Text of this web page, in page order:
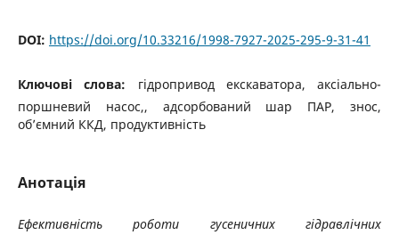
DOI: https://doi.org/10.33216/1998-7927-2025-295-9-31-41
Ключові слова: гідропривод екскаватора, аксіально-
поршневий насос,, адсорбований шар ПАР, знос,
об’ємний ККД, продуктивність
Анотація
Ефективність роботи гусеничних гідравлічних